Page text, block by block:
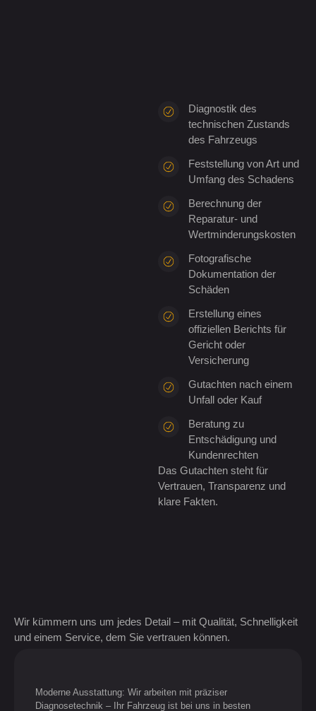
Diagnostik des
technischen Zustands
des Fahrzeugs
Feststellung von Art und
Umfang des Schadens
Berechnung der
Reparatur- und
Wertminderungskosten
Fotografische
Dokumentation der
Schäden
Erstellung eines
offiziellen Berichts für
Gericht oder
Versicherung
Gutachten nach einem
Unfall oder Kauf
Beratung zu
Entschädigung und
Kundenrechten
Das Gutachten steht für
Vertrauen, Transparenz und
klare Fakten.
Wir kümmern uns um jedes Detail – mit Qualität, Schnelligkeit
und einem Service, dem Sie vertrauen können.
Moderne Ausstattung: Wir arbeiten mit präziser
Diagnosetechnik – Ihr Fahrzeug ist bei uns in besten